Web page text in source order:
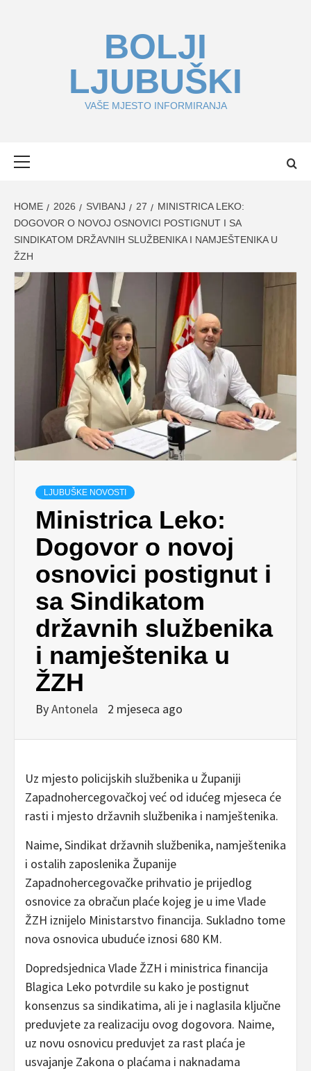
BOLJI
LJUBUŠKI
VAŠE MJESTO INFORMIRANJA
HOME 2026 SVIBANJ 27
MINISTRICA LEKO:
DOGOVOR O NOVOJ OSNOVICI POSTIGNUT I SA
SINDIKATOM DRŽAVNIH SLUŽBENIKA I NAMJEŠTENIKA U
ŽZH
LJUBUŠKE NOVOSTI
Ministrica Leko:
Dogovor o novoj
osnovici postignut i
sa Sindikatom
državnih službenika
i namještenika u
ŽZH
ByAntonela 2 mjeseca ago
Uz mjesto policijskih službenika u Županiji
Zapadnohercegovačkoj već od idućeg mjeseca će
rasti i mjesto državnih službenika i namještenika.
Naime, Sindikat državnih službenika, namještenika
i ostalih zaposlenika Županije
Zapadnohercegovačke prihvatio je prijedlog
osnovice za obračun plaće kojeg je u ime Vlade
ŽZH iznijelo Ministarstvo financija. Sukladno tome
nova osnovica ubuduće iznosi 680 KM.
Dopredsjednica Vlade ŽZH i ministrica financija
Blagica Leko potvrdile su kako je postignut
konsenzus sa sindikatima, ali je i naglasila ključne
preduvjete za realizaciju ovog dogovora. Naime,
uz novu osnovicu preduvjet za rast plaća je
usvajanje Zakona o plaćama i naknadama